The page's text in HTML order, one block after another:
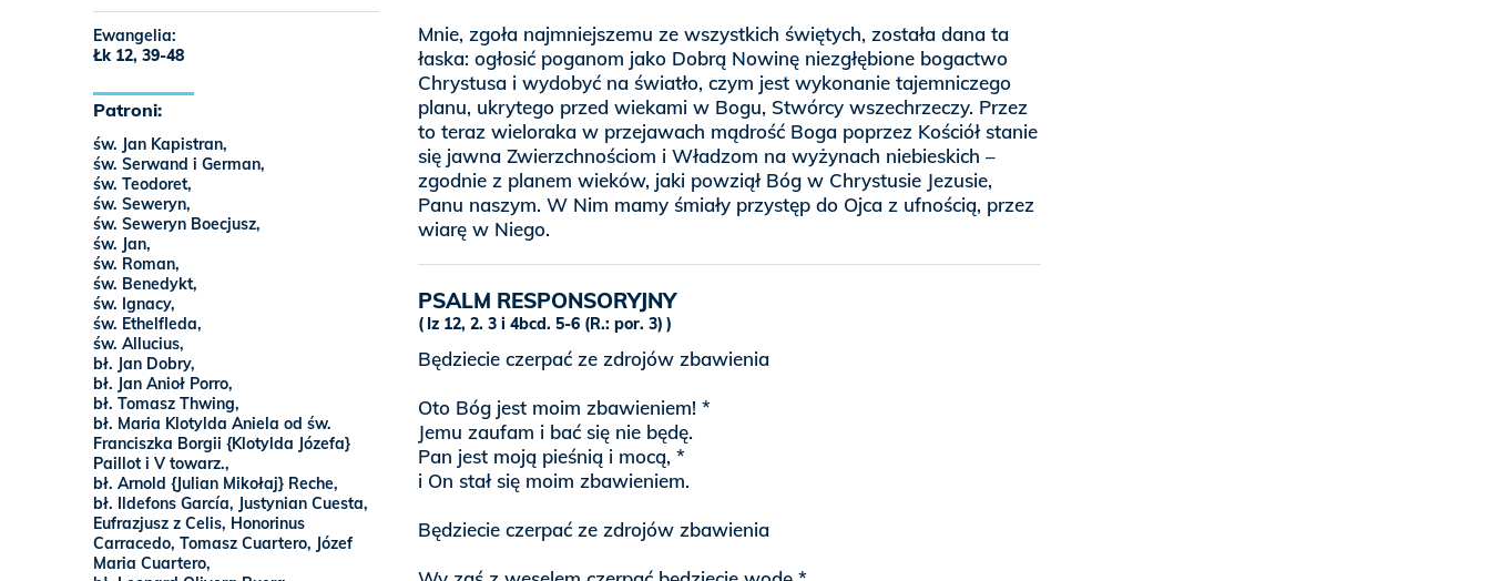
Ewangelia:
Łk 12, 39-48
Patroni:
św. Jan Kapistran,
św. Serwand i German,
św. Teodoret,
św. Seweryn,
św. Seweryn Boecjusz,
św. Jan,
św. Roman,
św. Benedykt,
św. Ignacy,
św. Ethelfleda,
św. Allucius,
bł. Jan Dobry,
bł. Jan Anioł Porro,
bł. Tomasz Thwing,
bł. Maria Klotylda Aniela od św.
Franciszka Borgii {Klotylda Józefa}
Paillot i V towarz.,
bł. Arnold {Julian Mikołaj} Reche,
bł. Ildefons García, Justynian Cuesta,
Eufrazjusz z Celis, Honorinus
Carracedo, Tomasz Cuartero, Józef
Maria Cuartero,
Mnie, zgoła najmniejszemu ze wszystkich świętych, została dana ta
łaska: ogłosić poganom jako Dobrą Nowinę niezgłębione bogactwo
Chrystusa i wydobyć na światło, czym jest wykonanie tajemniczego
planu, ukrytego przed wiekami w Bogu, Stwórcy wszechrzeczy. Przez
to teraz wieloraka w przejawach mądrość Boga poprzez Kościół stanie
się jawna Zwierzchnościom i Władzom na wyżynach niebieskich –
zgodnie z planem wieków, jaki powziął Bóg w Chrystusie Jezusie,
Panu naszym. W Nim mamy śmiały przystęp do Ojca z ufnością, przez
wiarę w Niego.
PSALM RESPONSORYJNY
Iz 12, 2. 3 i 4bcd. 5-6 (R.: por. 3)
Będziecie czerpać ze zdrojów zbawienia
Oto Bóg jest moim zbawieniem! *
Jemu zaufam i bać się nie będę.
Pan jest moją pieśnią i mocą, *
i On stał się moim zbawieniem.
Będziecie czerpać ze zdrojów zbawienia